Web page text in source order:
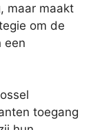
maar maakt
om de
een
toegang